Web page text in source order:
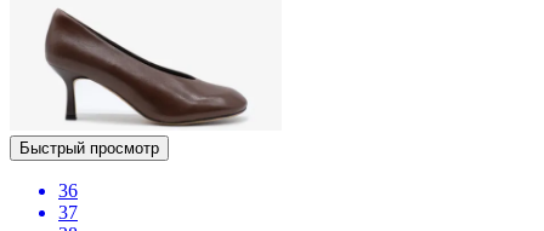
Быстрый просмотр
36
37